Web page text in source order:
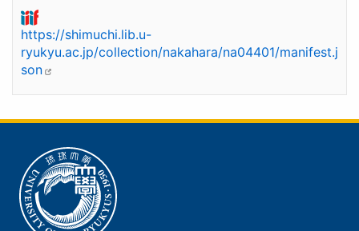
https://shimuchi.lib.u-
ryukyu.ac.jp/collection/nakahara/na04401/manifest.j
son